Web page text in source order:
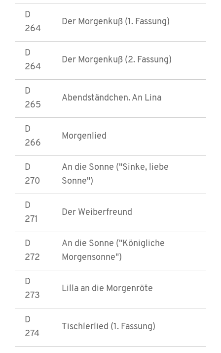
D
264
Der Morgenkuß (1. Fassung)
D
264
Der Morgenkuß (2. Fassung)
D
265
Abendständchen. An Lina
D
266
Morgenlied
D
270
An die Sonne ("Sinke, liebe
Sonne")
D
271
Der Weiberfreund
D
272
An die Sonne ("Königliche
Morgensonne")
D
273
Lilla an die Morgenröte
D
274
Tischlerlied (1. Fassung)